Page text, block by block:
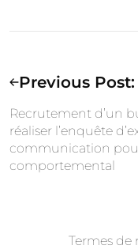
Previous Post:
Recrutement d’un
réaliser l’enquête
communication
comportemental
Termes de